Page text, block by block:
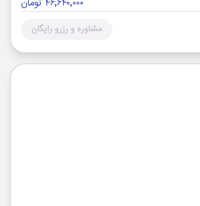
۴۶٬۶۴۰٬۰۰۰ تومان
مشاوره و رزرو رایگان